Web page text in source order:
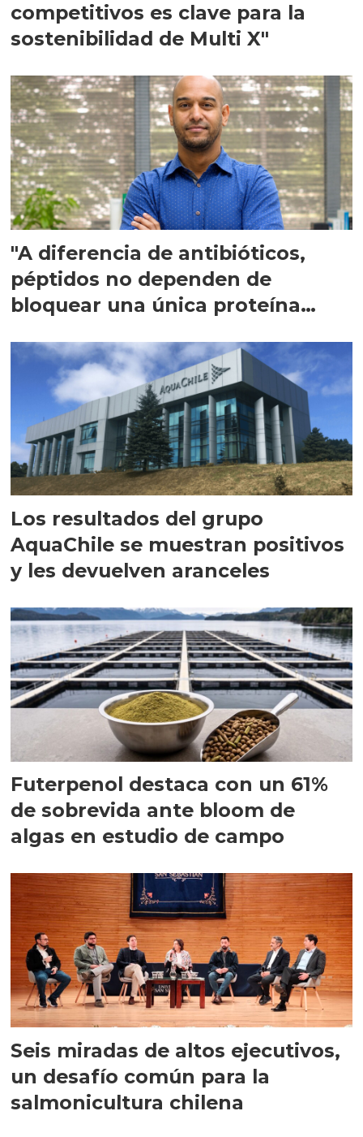
competitivos es clave para la
sostenibilidad de Multi X"
"A diferencia de antibióticos,
péptidos no dependen de
bloquear una única proteína
Los resultados del grupo
AquaChile se muestran positivos
y les devuelven aranceles
Futerpenol destaca con un 61%
de sobrevida ante bloom de
algas en estudio de campo
Seis miradas de altos ejecutivos,
un desafío común para la
salmonicultura chilena